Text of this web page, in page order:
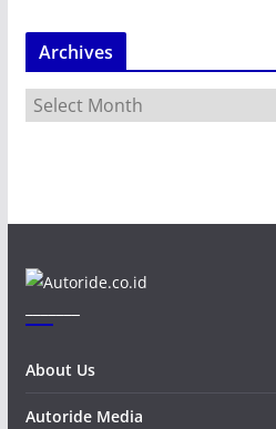
Archives
e
About Us
Autoride Media